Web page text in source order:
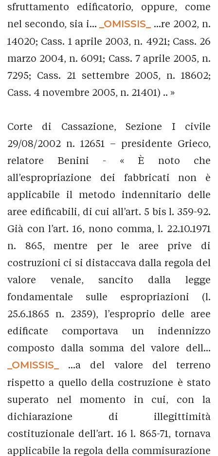
sfruttamento edificatorio, oppure, come
nel secondo, sia i...
_OMISSIS_
...re 2002, n.
14020; Cass. 1 aprile 2003, n. 4921; Cass. 26
marzo 2004, n. 6091; Cass. 7 aprile 2005, n.
7295; Cass. 21 settembre 2005, n. 18602;
Cass. 4 novembre 2005, n. 21401) .. »
Corte di Cassazione, Sezione I civile
29/08/2002 n. 12651 – presidente Grieco,
relatore Benini - « È noto che
all’espropriazione dei fabbricati non è
applicabile il metodo indennitario delle
aree edificabili, di cui all’art. 5 bis l. 359-92.
Già con l’art. 16, nono comma, l. 22.10.1971
n. 865, mentre per le aree prive di
costruzioni ci si distaccava dalla regola del
valore venale, sancito dalla legge
fondamentale sulle espropriazioni (l.
25.6.1865 n. 2359), l’esproprio delle aree
edificate comportava un indennizzo
composto dalla somma del valore dell...
_OMISSIS_
...a del valore del terreno
rispetto a quello della costruzione è stato
superato nel momento in cui, con la
dichiarazione di illegittimità
costituzionale dell’art. 16 l. 865-71, tornava
applicabile la regola della commisurazione